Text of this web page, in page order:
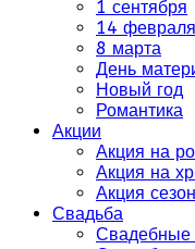
1 сентября
14 февраля
8 марта
День
Новый год
Романтика
Акции
Акция на
Акция на
Акция
Свадьба
Свадебные